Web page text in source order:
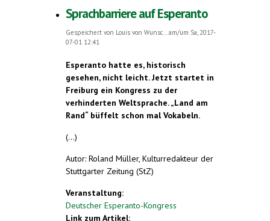
Sprachbarriere auf Esperanto
Gespeichert von Louis von Wunsc...am/um Sa, 2017-
07-01 12:41
Esperanto hatte es, historisch
gesehen, nicht leicht. Jetzt startet in
Freiburg ein Kongress zu der
verhinderten Weltsprache. „Land am
Rand“ büffelt schon mal Vokabeln.
(...)
Autor: Roland Müller, Kulturredakteur der
Stuttgarter Zeitung (StZ)
Veranstaltung:
Deutscher Esperanto-Kongress
Link zum Artikel: